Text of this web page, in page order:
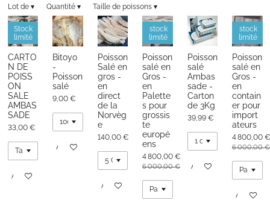
Lot de ▾ Quantité ▾ Taille de poissons ▾
Stock
limité
CARTO
N DE
POISS
ON
SALE
AMBAS
SADE
33,00 €
Ajouter au panier
Bitoyo
-
Poisson
salé
9,00 €
Ajouter au panier
Poisson
Salé en
gros -
en
direct
de la
Norvèg
e
140,00 €
Ajouter au panier
stock
limité
Poisson
salé en
Gros -
en
Palette
s pour
grossis
te
europé
ens
4 800,00 €
6 000,00 €
Poisson
salé
Ambas
sade -
Carton
de 3Kg
39,99 €
Ajouter au panier
stock
limité
Poisson
salé en
Gros -
en
contain
er pour
import
ateurs
4 800,00 €
6 000,00 €
Ajouter